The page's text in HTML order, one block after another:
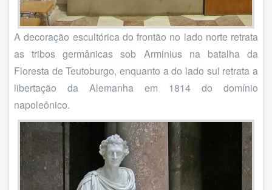
A decoração escultórica do frontão no lado norte retrata
as tribos germânicas sob Arminius na batalha da
Floresta de Teutoburgo, enquanto a do lado sul retrata a
libertação da Alemanha em 1814 do domínio
napoleônico.